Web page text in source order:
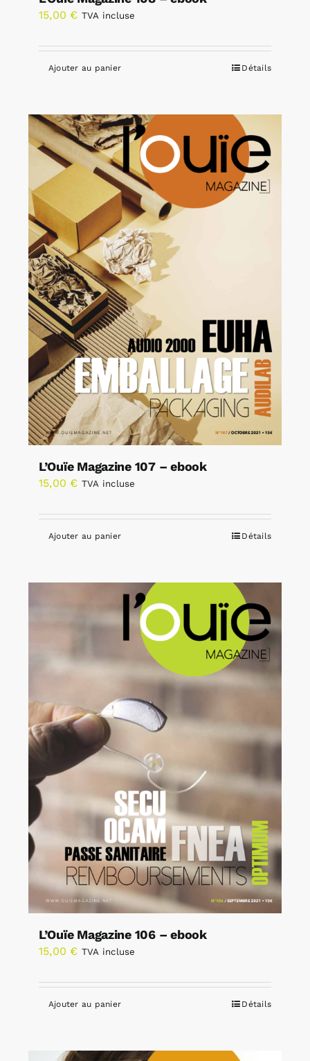
15,00 € TVA incluse
Ajouter au panier Détails
L’Ouïe Magazine 107 – ebook
15,00 € TVA incluse
Ajouter au panier Détails
L’Ouïe Magazine 106 – ebook
15,00 € TVA incluse
Ajouter au panier Détails